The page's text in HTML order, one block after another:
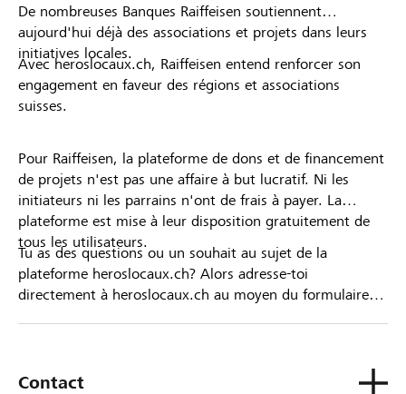
De nombreuses Banques Raiffeisen soutiennent
aujourd'hui déjà des associations et projets dans leurs
initiatives locales.
Avec heroslocaux.ch, Raiffeisen entend renforcer son
engagement en faveur des régions et associations
suisses.
Pour Raiffeisen, la plateforme de dons et de financement
de projets n'est pas une affaire à but lucratif. Ni les
initiateurs ni les parrains n'ont de frais à payer. La
plateforme est mise à leur disposition gratuitement de
tous les utilisateurs.
Tu as des questions ou un souhait au sujet de la
plateforme heroslocaux.ch? Alors adresse-toi
directement à heroslocaux.ch au moyen du formulaire
Contact